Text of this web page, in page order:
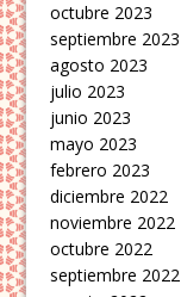
octubre 2023
septiembre 2023
agosto 2023
julio 2023
junio 2023
mayo 2023
febrero 2023
diciembre 2022
noviembre 2022
octubre 2022
septiembre 2022